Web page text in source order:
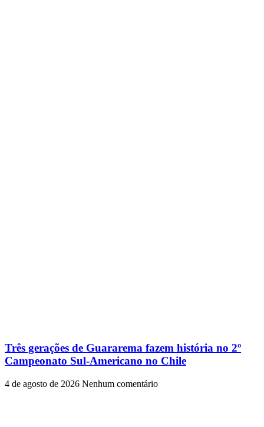
Três gerações de Guararema fazem história no 2º
Campeonato Sul-Americano no Chile
4 de agosto de 2026 Nenhum comentário